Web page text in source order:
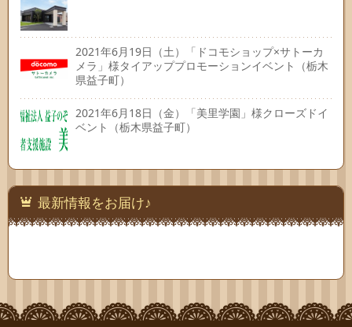
2021年6月19日（土）「ドコモショップ×サトーカ
メラ」様タイアッププロモーションイベント（栃木
県益子町）
2021年6月18日（金）「美里学園」様クローズドイ
ベント（栃木県益子町）
最新情報をお届け♪